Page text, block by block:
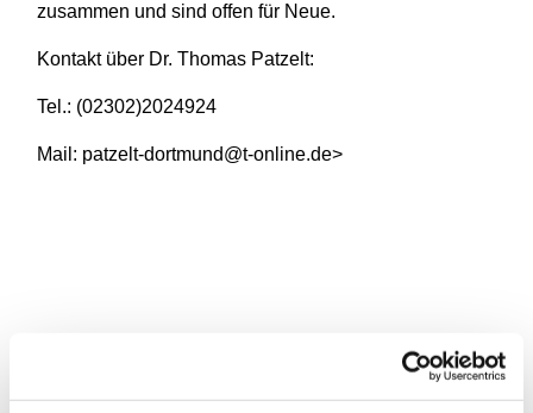
zusammen und sind offen für Neue.
Kontakt über Dr. Thomas Patzelt:
Tel.: (02302)2024924
Mail: patzelt-dortmund@t-online.de>